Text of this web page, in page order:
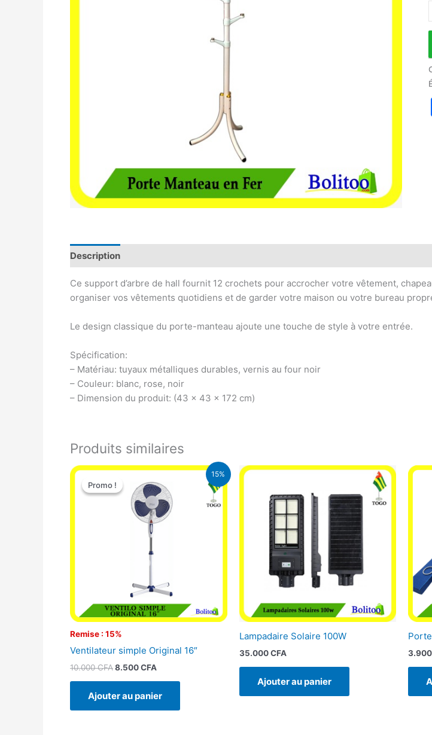
Description
Ce support d’arbre de hall fournit 12 crochets pour accrocher votre vêtement,
organiser vos vêtements quotidiens et de garder votre maison ou votre bureau
Le design classique du porte-manteau ajoute une touche de style à votre entrée.
Spécification:
– Matériau: tuyaux métalliques durables, vernis au four noir
– Couleur: blanc, rose, noir
– Dimension du produit: (43 x 43 x 172 cm)
Produits similaires
15%
Promo !
Remise : 15%
Promo !
Ventilateur simple Original 16″
10.000CFA
Le
initial
était :
10.000 CFA.
8.500CFA
Le
actuel
est :
8.500 CFA.
Ajouter au panier
Lampadaire Solaire 100W
35.000CFA
Ajouter au panier
3.900